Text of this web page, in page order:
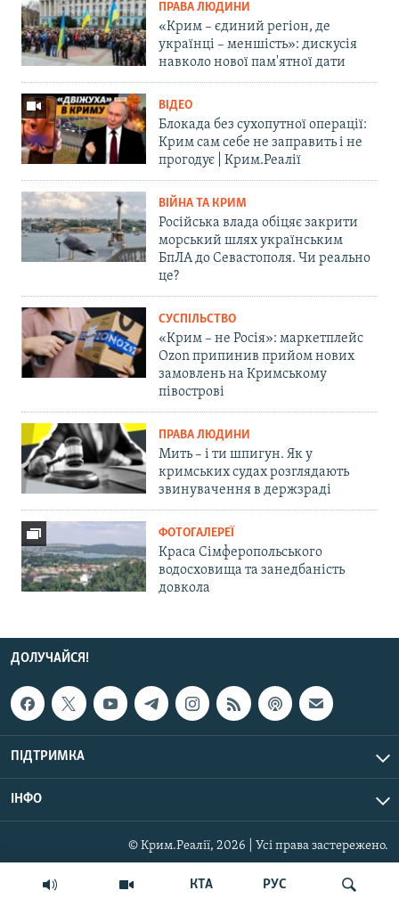
КТА РУС
ПРАВА ЛЮДИНИ
«Крим – єдиний регіон, де
українці – меншість»: дискусія
навколо нової пам'ятної дати
ВІДЕО
Блокада без сухопутної операції:
Крим сам себе не заправить і не
прогодує | Крим.Реалії
ВІЙНА ТА КРИМ
Російська влада обіцяє закрити
морський шлях українським
БпЛА до Севастополя. Чи реально
це?
СУСПІЛЬСТВО
«Крим – не Росія»: маркетплейс
Ozon припинив прийом нових
замовлень на Кримському
півострові
ПРАВА ЛЮДИНИ
Мить – і ти шпигун. Як у
кримських судах розглядають
звинувачення в держзраді
ФОТОГАЛЕРЕЇ
Краса Сімферопольського
водосховища та занедбаність
довкола
ДОЛУЧАЙСЯ!
ПІДТРИМКА
ІНФО
© Крим.Реалії, 2026 | Усі права застережено.